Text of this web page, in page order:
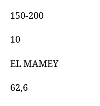
150-200
10
EL MAMEY
62,6